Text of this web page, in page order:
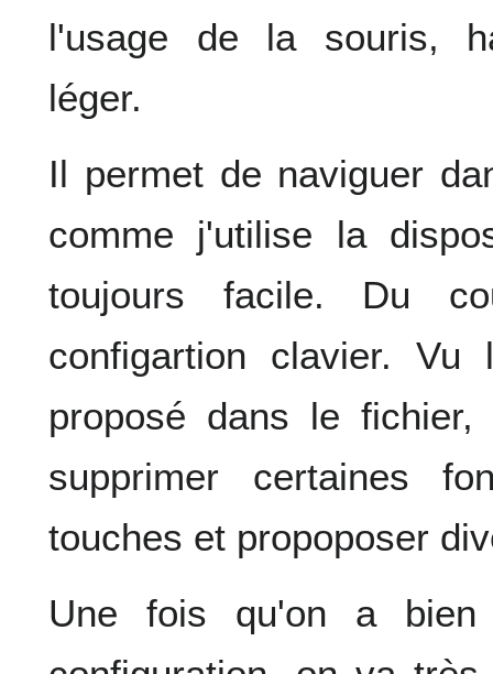
l'usage de la souris,
léger.
Il permet de naviguer
comme j'utilise la
toujours facile. Du
configartion clavier. Vu
proposé dans le
supprimer certaines
touches et propoposer
Une fois qu'on a